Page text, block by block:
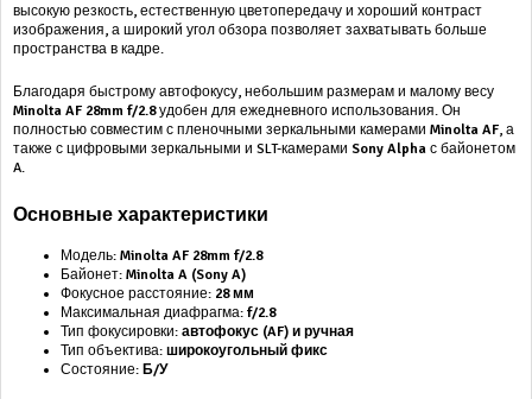
высокую резкость, естественную цветопередачу и хороший контраст
изображения, а широкий угол обзора позволяет захватывать больше
пространства в кадре.
Благодаря быстрому автофокусу, небольшим размерам и малому весу
Minolta AF 28mm f/2.8удобен для ежедневного использования. Он
полностью совместим с пленочными зеркальными камерами Minolta AF, а
также с цифровыми зеркальными и SLT-камерами Sony Alpha с байонетом
A.
Основные характеристики
Модель: Minolta AF 28mm f/2.8
Байонет: Minolta A (Sony A)
Фокусное расстояние: 28 мм
Максимальная диафрагма: f/2.8
Тип фокусировки: автофокус (AF) и ручная
Тип объектива: широкоугольный фикс
Состояние: Б/У